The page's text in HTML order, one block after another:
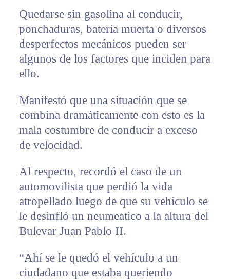
Quedarse sin gasolina al conducir,
ponchaduras, batería muerta o diversos
desperfectos mecánicos pueden ser
algunos de los factores que inciden para
ello.
Manifestó que una situación que se
combina dramáticamente con esto es la
mala costumbre de conducir a exceso
de velocidad.
Al respecto, recordó el caso de un
automovilista que perdió la vida
atropellado luego de que su vehículo se
le desinfló un neumeatico a la altura del
Bulevar Juan Pablo II.
“Ahí se le quedó el vehículo a un
ciudadano que estaba queriendo